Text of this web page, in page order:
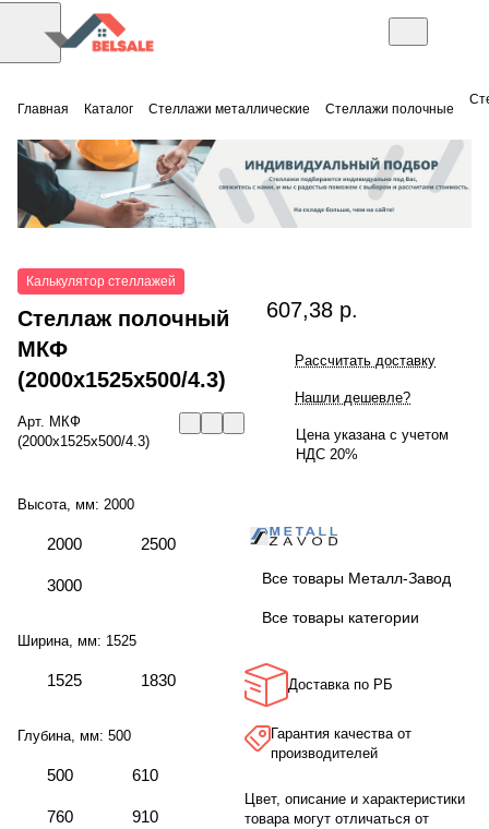
Главная Каталог Стеллажи металлические Стеллажи полочные
Калькулятор стеллажей
Стеллаж полочный
МКФ
(2000x1525x500/4.3)
Арт. МКФ
(2000x1525x500/4.3)
Высота, мм: 2000
2000 2500
3000
Ширина, мм: 1525
1525 1830
Глубина, мм: 500
500 610
760 910
607,38 р.
Рассчитать доставку
Нашли дешевле?
Цена указана с учетом
НДС 20%
Все товары Металл-Завод
Все товары категории
Доставка по РБ
Гарантия качества от
производителей
Цвет, описание и характеристики
товара могут отличаться от